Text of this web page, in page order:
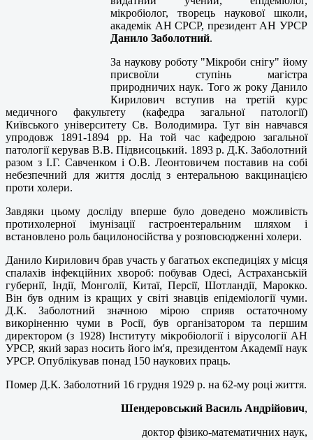
мікробіолог, творець наукової школи,
академік АН СРСР, президент АН УРСР
Данило Заболотний.
За наукову роботу "Мікроби снігу" йому
присвоїли ступінь магістра
природничих наук. Того ж року Данило
Кирилович вступив на третій курс
медичного факультету (кафедра загальної патології)
Київського університету Св. Володимира. Тут він навчався
упродовж 1891-1894 pp. На той час кафедрою загальної
патології керував В.В. Підвисоцький. 1893 р. Д.К. Заболотний
разом з І.Г. Савченком і О.В. Леонтовичем поставив на собі
небезпечний для життя дослід з ентеральною вакцинацією
проти холери.
Завдяки цьому досліду вперше було доведено можливість
протихолерної імунізації гастроентеральним шляхом і
встановлено роль бацилоносійства у розповсюдженні холери.
Данило Кирилович брав участь у багатьох експедиціях у місця
спалахів інфекційних хвороб: побував Одесі, Астраханській
губернії, Індії, Монголії, Китаї, Персії, Шотландії, Марокко.
Він був одним із кращих у світі знавців епідеміології чуми.
Д.К. Заболотний значною мірою сприяв остаточному
викоріненню чуми в Росії, був організатором та першим
директором (з 1928) Інституту мікробіології і вірусології АН
УРСР, який зараз носить його ім'я, президентом Академії наук
УРСР. Опублікував понад 150 наукових праць.
Помер Д.К. Заболотний 16 грудня 1929 р. на 62-му році життя.
Шендеровський Василь Андрійович,
доктор фізико-математичних наук,